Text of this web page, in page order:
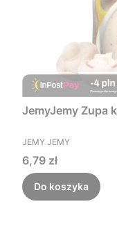
JemyJemy Zupa
PRODUCENT
JEMY JEMY
Cena
6,79 zł
Do koszyka